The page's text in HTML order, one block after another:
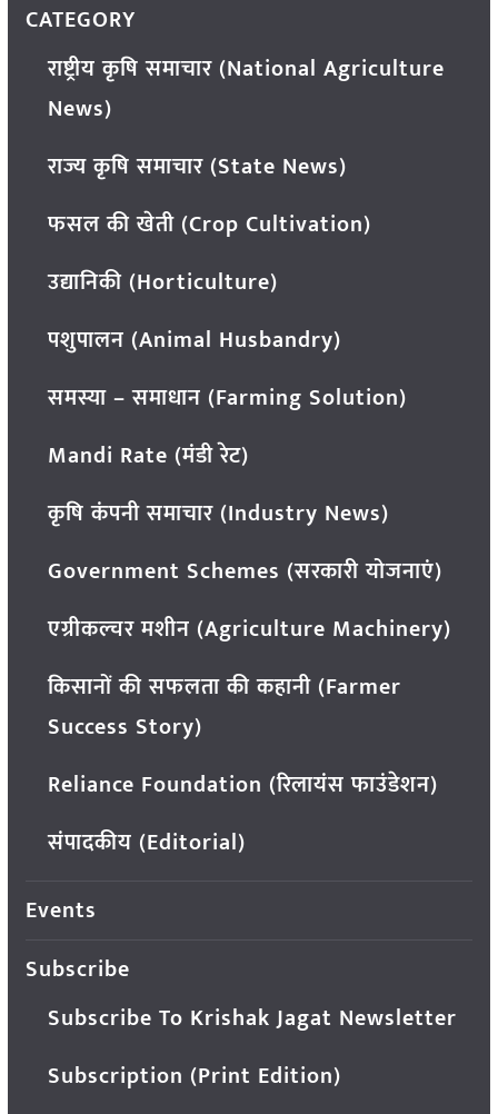
CATEGORY
राष्ट्रीय कृषि समाचार (National Agriculture
News)
राज्य कृषि समाचार (State News)
फसल की खेती (Crop Cultivation)
उद्यानिकी (Horticulture)
पशुपालन (Animal Husbandry)
समस्या – समाधान (Farming Solution)
Mandi Rate (मंडी रेट)
कृषि कंपनी समाचार (Industry News)
Government Schemes (सरकारी योजनाएं)
एग्रीकल्चर मशीन (Agriculture Machinery)
किसानों की सफलता की कहानी (Farmer
Success Story)
Reliance Foundation (रिलायंस फाउंडेशन)
संपादकीय (Editorial)
Events
Subscribe
Subscribe To Krishak Jagat Newsletter
Subscription (Print Edition)